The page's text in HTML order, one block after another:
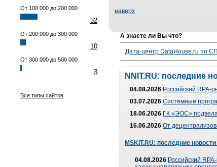
От 100 000 до 200 000
32
От 200 000 до 300 000
10
От 300 000 до 500 000
3
Все типы сайтов
наверх
А знаете ли Вы что?
Дата-центр DataHouse.ru по
NNIT.RU: последние
04.08.2026 Российский RPA-
03.07.2026 Системные
18.06.2026 ГК «ЭОС»
16.06.2026 От
MSKIT.RU: последние
04.08.2026 Российский